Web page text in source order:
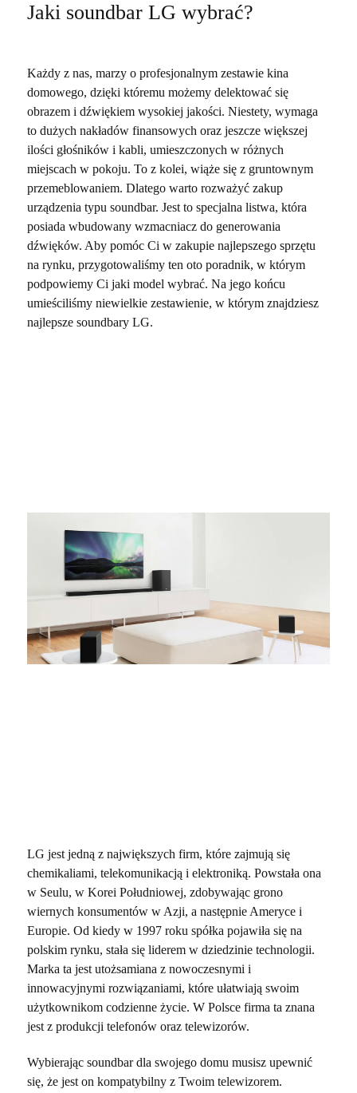
Jaki soundbar LG wybrać?
Każdy z nas, marzy o profesjonalnym zestawie kina
domowego, dzięki któremu możemy delektować się
obrazem i dźwiękiem wysokiej jakości. Niestety, wymaga
to dużych nakładów finansowych oraz jeszcze większej
ilości głośników i kabli, umieszczonych w różnych
miejscach w pokoju. To z kolei, wiąże się z gruntownym
przemeblowaniem. Dlatego warto rozważyć zakup
urządzenia typu soundbar. Jest to specjalna listwa, która
posiada wbudowany wzmacniacz do generowania
dźwięków. Aby pomóc Ci w zakupie najlepszego sprzętu
na rynku, przygotowaliśmy ten oto poradnik, w którym
podpowiemy Ci jaki model wybrać. Na jego końcu
umieściliśmy niewielkie zestawienie, w którym znajdziesz
najlepsze soundbary LG.
LG jest jedną z największych firm, które zajmują się
chemikaliami, telekomunikacją i elektroniką. Powstała ona
w Seulu, w Korei Południowej, zdobywając grono
wiernych konsumentów w Azji, a następnie Ameryce i
Europie. Od kiedy w 1997 roku spółka pojawiła się na
polskim rynku, stała się liderem w dziedzinie technologii.
Marka ta jest utożsamiana z nowoczesnymi i
innowacyjnymi rozwiązaniami, które ułatwiają swoim
użytkownikom codzienne życie. W Polsce firma ta znana
jest z produkcji telefonów oraz telewizorów.
Wybierając soundbar dla swojego domu musisz upewnić
się, że jest on kompatybilny z Twoim telewizorem.